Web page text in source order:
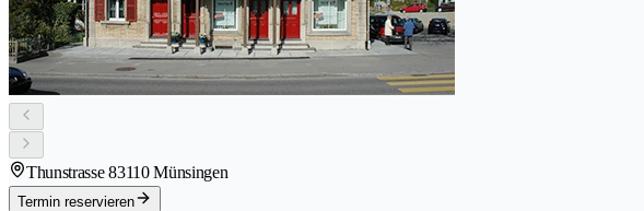
Thunstrasse 83110 Münsingen
Termin reservieren